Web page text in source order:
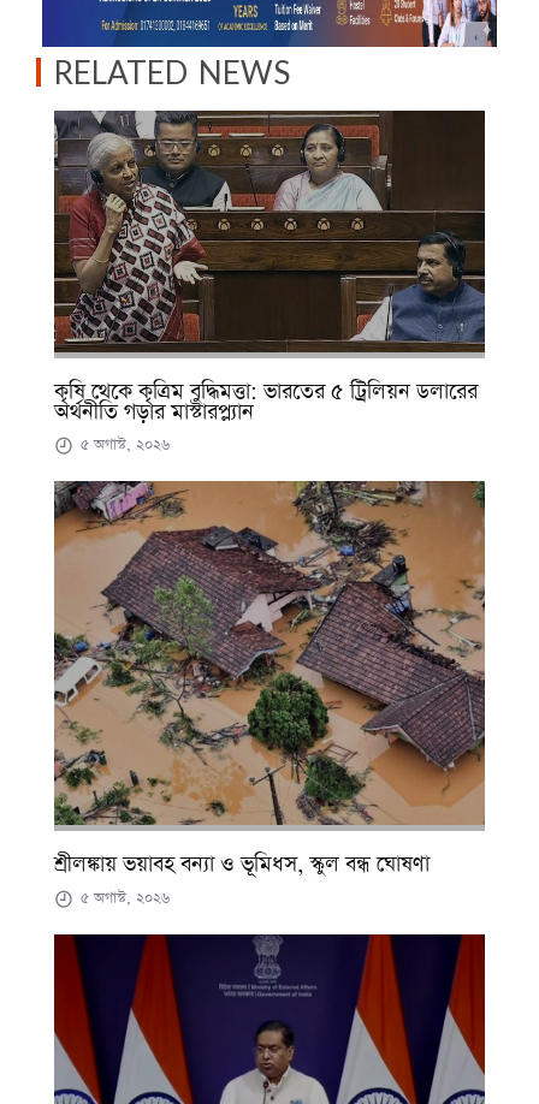
RELATED NEWS
কৃষি থেকে কৃত্রিম বুদ্ধিমত্তা: ভারতের ৫ ট্রিলিয়ন ডলারের
অর্থনীতি গড়ার মাস্টারপ্ল্যান
৫ অগাস্ট, ২০২৬
শ্রীলঙ্কায় ভয়াবহ বন্যা ও ভূমিধস, স্কুল বন্ধ ঘোষণা
৫ অগাস্ট, ২০২৬